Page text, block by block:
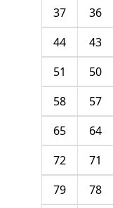
36
37
43
44
50
51
57
58
64
65
71
72
78
79